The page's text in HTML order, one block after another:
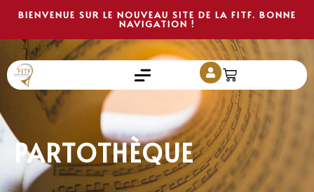
BIENVENUE SUR LE NOUVEAU SITE DE LA FITF. BONNE
NAVIGATION !
PARTOTHÈQUE